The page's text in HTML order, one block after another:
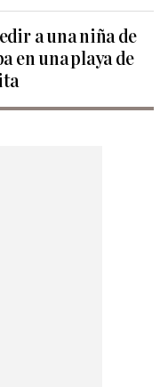
a una niña de
en una playa de